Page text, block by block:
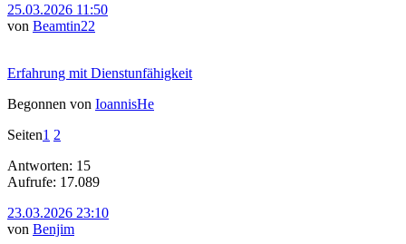
25.03.2026 11:50
von Beamtin22
Erfahrung mit Dienstunfähigkeit
Begonnen von IoannisHe
Seiten1 2
Antworten: 15
Aufrufe: 17.089
23.03.2026 23:10
von Benjim